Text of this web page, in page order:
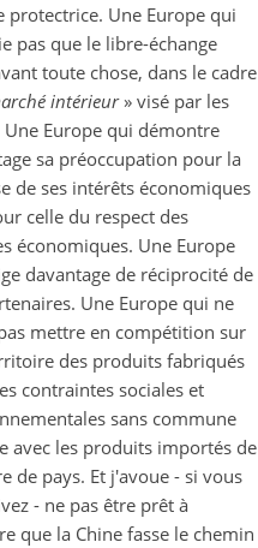
protectrice. Une Europe qui
pas que le libre-échange
toute chose, dans le cadre
intérieur» visé par les
Une Europe qui démontre
sa préoccupation pour la
de ses intérêts économiques
celle du respect des
économiques. Une Europe
davantage de réciprocité de
Une Europe qui ne
mettre en compétition sur
des produits fabriqués
contraintes sociales et
sans commune
avec les produits importés de
de pays. Et j'avoue - si vous
- ne pas être prêt à
que la Chine fasse le chemin